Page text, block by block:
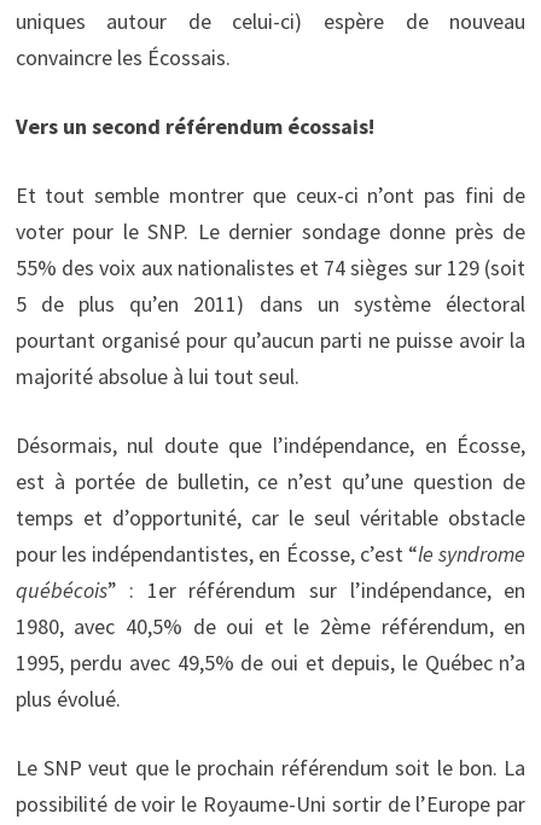
uniques autour de celui-ci) espère de nouveau
convaincre les Écossais.
Vers un second référendum écossais!
Et tout semble montrer que ceux-ci n’ont pas fini de
voter pour le SNP. Le dernier sondage donne près de
55% des voix aux nationalistes et 74 sièges sur 129 (soit
5 de plus qu’en 2011) dans un système électoral
pourtant organisé pour qu’aucun parti ne puisse avoir la
majorité absolue à lui tout seul.
Désormais, nul doute que l’indépendance, en Écosse,
est à portée de bulletin, ce n’est qu’une question de
temps et d’opportunité, car le seul véritable obstacle
pour les indépendantistes, en Écosse, c’est “le syndrome
québécois” : 1er référendum sur l’indépendance, en
1980, avec 40,5% de oui et le 2ème référendum, en
1995, perdu avec 49,5% de oui et depuis, le Québec n’a
plus évolué.
Le SNP veut que le prochain référendum soit le bon. La
possibilité de voir le Royaume-Uni sortir de l’Europe par